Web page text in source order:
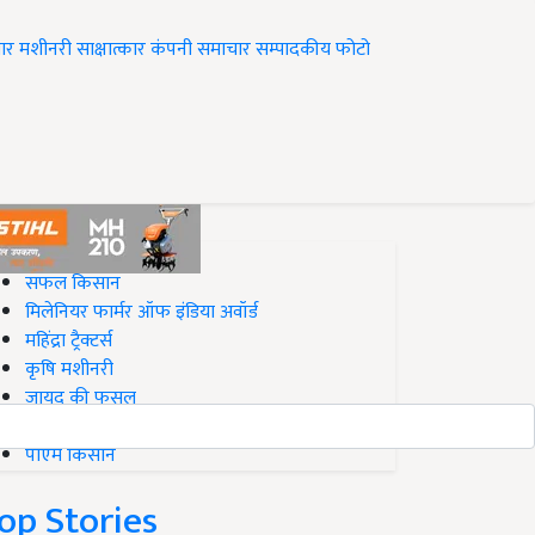
मशीनरीसाक्षात्कारकंपनी समाचारसम्पादकीयफोटो
on Krishi Jagran
सफल किसान
मिलेनियर फार्मर ऑफ इंडिया अवॉर्ड
महिंद्रा ट्रैक्टर्स
कृषि मशीनरी
जायद की फसल
पीएम किसान
Stories